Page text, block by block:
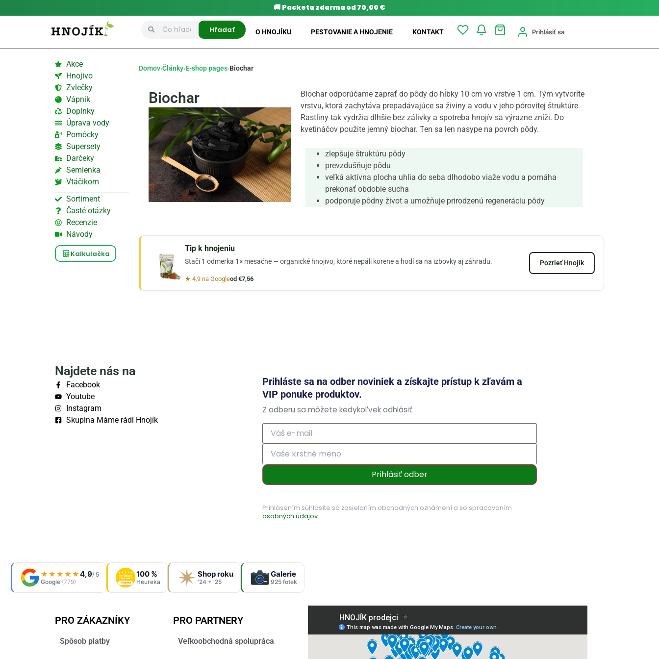
🚚 Packeta zdarma od 70,00 €
Hľadať O HNOJÍKU PESTOVANIE A HNOJENIE KONTAKT Prihlásiť sa
Akce
Hnojivo
Zvlečky
Vápnik
Doplnky
Úprava vody
Pomôcky
Supersety
Darčeky
Semienka
Vtáčikom
Sortiment
Časté otázky
Recenzie
Návody
Kalkulačka
Domov›Články›E-shop pages›Biochar
Biochar
Biochar odporúčame zaprať do pôdy do hĺbky 10 cm vo vrstve 1 cm. Tým vytvoríte
vrstvu, ktorá zachytáva prepadávajúce sa živiny a vodu v jeho pórovitej štruktúre.
Rastliny tak vydržia dlhšie bez zálivky a spotreba hnojív sa výrazne zníži. Do
kvetináčov použite jemný biochar. Ten sa len nasype na povrch pôdy.
zlepšuje štruktúru pôdy
prevzdušňuje pôdu
veľká aktívna plocha uhlia do seba dlhodobo viaže vodu a pomáha
prekonať obdobie sucha
podporuje pôdny život a umožňuje prirodzenú regeneráciu pôdy
Tip k hnojeniu
Stačí 1 odmerka 1× mesačne — organické hnojivo, ktoré nepáli korene a hodí sa na izbovky aj záhradu.
★ 4,9 na Googleod €7,56
Pozrieť Hnojík
Najdete nás na
Facebook
Youtube
Instagram
Skupina Máme rádi Hnojík
Prihláste sa na odber noviniek a získajte prístup k zľavám a
VIP ponuke produktov.
Z odberu sa môžete kedykoľvek odhlásiť.
Prihlásiť odber
Prihlásením súhlasíte so zasielaním obchodných oznámení a so spracovaním
osobných údajov.
★★★★★4,9/ 5
Google (779)
OVĚŘENO
ZÁKAZNÍKY
Heureka
100 %
Heureka
Shop roku
'24 + '25
Galerie
925 fotek
PRO ZÁKAZNÍKY
Spôsob platby
PRO PARTNERY
Veľkoobchodná spolupráca